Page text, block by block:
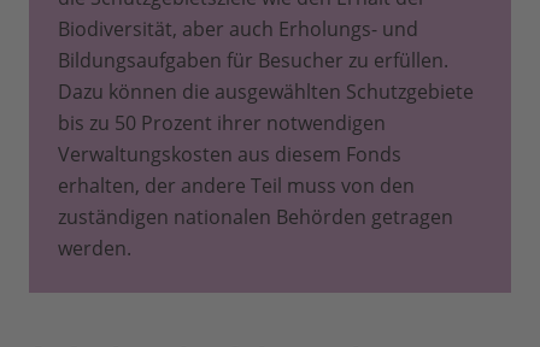
Biodiversität, aber auch Erholungs- und
Bildungsaufgaben für Besucher zu erfüllen.
Dazu können die ausgewählten Schutzgebiete
bis zu 50 Prozent ihrer notwendigen
Verwaltungskosten aus diesem Fonds
erhalten, der andere Teil muss von den
zuständigen nationalen Behörden getragen
werden.